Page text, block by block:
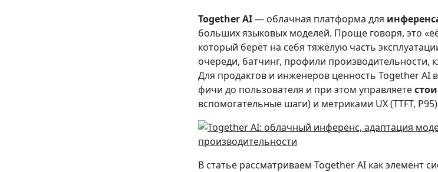
Together AI— облачная платформа для
больших языковых моделей. Проще говоря, это
который берёт на себя тяжёлую часть
очереди, батчинг, профили производительности,
Для продактов и инженеров ценность Together AI
фичи до пользователя и при этом управляете
вспомогательные шаги) и метриками UX (TTFT,
В статье рассматриваем Together AI как элемент